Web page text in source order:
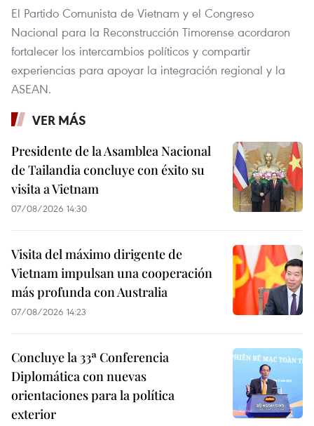
El Partido Comunista de Vietnam y el Congreso
Nacional para la Reconstrucción Timorense acordaron
fortalecer los intercambios políticos y compartir
experiencias para apoyar la integración regional y la
ASEAN.
VER MÁS
Presidente de la Asamblea Nacional
de Tailandia concluye con éxito su
visita a Vietnam
07/08/2026 14:30
Visita del máximo dirigente de
Vietnam impulsan una cooperación
más profunda con Australia
07/08/2026 14:23
Concluye la 33ª Conferencia
Diplomática con nuevas
orientaciones para la política
exterior